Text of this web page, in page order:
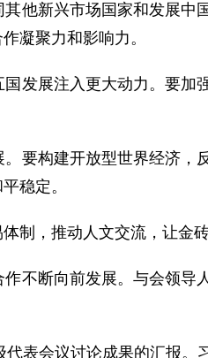
新兴市场国家和发展中
凝聚力和影响力。
发展注入更大动力。要加
构建开放型世界经济，
稳定。
，推动人文交流，让金砖
断向前发展。与会领导
表会议讨论成果的汇报。